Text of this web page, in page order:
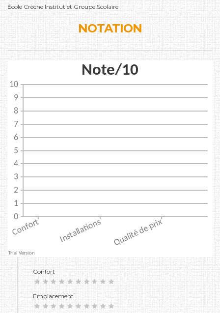
École Crèche Institut et Groupe Scolaire
NOTATION
Confort
Emplacement